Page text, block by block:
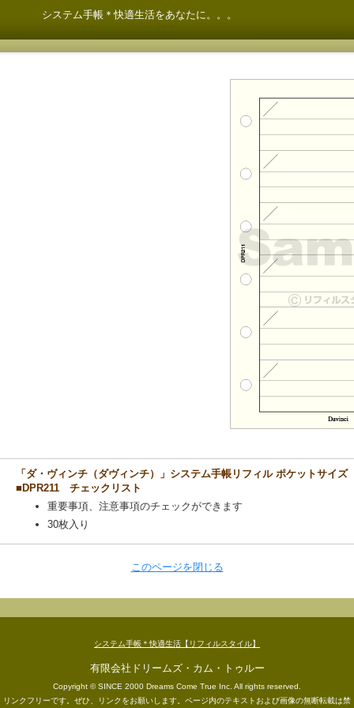
システム手帳＊快適生活をあなたに。。。
「ダ・ヴィンチ（ダヴィンチ）」システム手帳リフィル ポケットサイズ
■DPR211 チェックリスト
重要事項、注意事項のチェックができます
30枚入り
このページを閉じる
システム手帳＊快適生活【リフィルスタイル】
有限会社ドリームズ・カム・トゥルー
Copyright © SINCE 2000 Dreams Come True Inc. All rights reserved.
リンクフリーです。ぜひ、リンクをお願いします。ページ内のテキストおよび画像の無断転載は禁